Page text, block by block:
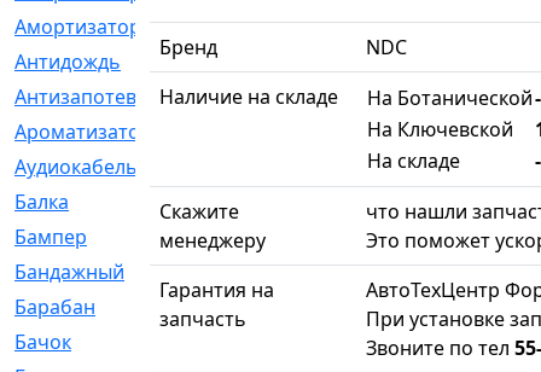
Амортизаторы
[21]
Антидождь
Антизапотеватель
[1]
Ароматизатор
Аудиокабель
Балка
[58]
Бампер
[137]
Бандажный
[6]
Барабан
Бачок
Бренд
NDC
Наличие на складе
На Ботанической
На Ключевской
На складе
-
Скажите
менеджеру
что нашли
Это поможет
Гарантия на
запчасть
АвтоТехЦентр
При установке
Звоните по тел